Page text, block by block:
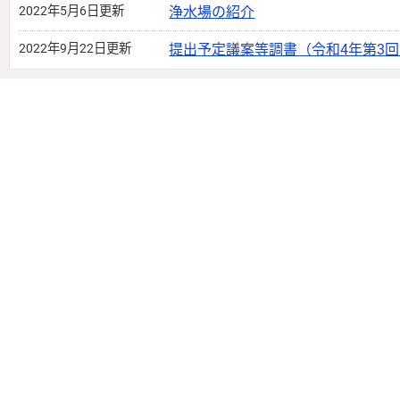
2022年5月6日更新 浄水場の紹介
2022年9月22日更新 提出予定議案等調書（令和4年第3回